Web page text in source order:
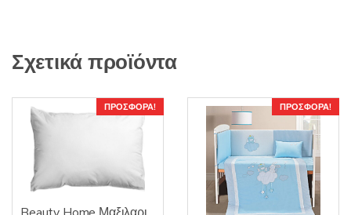
Σχετικά προϊόντα
ΠΡΟΣΦΟΡΆ! ΠΡΟΣΦΟΡΆ!